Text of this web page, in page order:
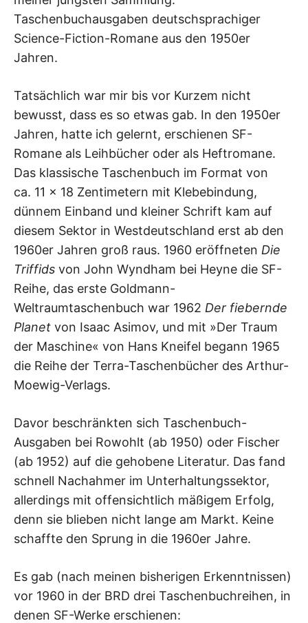
Taschenbuchausgaben deutschsprachiger
Science-Fiction-Romane aus den 1950er
Jahren.
Tatsächlich war mir bis vor Kurzem nicht
bewusst, dass es so etwas gab. In den 1950er
Jahren, hatte ich gelernt, erschienen SF-
Romane als Leihbücher oder als Heftromane.
Das klassische Taschenbuch im Format von
ca. 11 x 18 Zentimetern mit Klebebindung,
dünnem Einband und kleiner Schrift kam auf
diesem Sektor in Westdeutschland erst ab den
1960er Jahren groß raus. 1960 eröffneten Die
Triffids von John Wyndham bei Heyne die SF-
Reihe, das erste Goldmann-
Weltraumtaschenbuch war 1962 Der fiebernde
Planet von Isaac Asimov, und mit »Der Traum
der Maschine« von Hans Kneifel begann 1965
die Reihe der Terra-Taschenbücher des Arthur-
Moewig-Verlags.
Davor beschränkten sich Taschenbuch-
Ausgaben bei Rowohlt (ab 1950) oder Fischer
(ab 1952) auf die gehobene Literatur. Das fand
schnell Nachahmer im Unterhaltungssektor,
allerdings mit offensichtlich mäßigem Erfolg,
denn sie blieben nicht lange am Markt. Keine
schaffte den Sprung in die 1960er Jahre.
Es gab (nach meinen bisherigen Erkenntnissen)
vor 1960 in der BRD drei Taschenbuchreihen, in
denen SF-Werke erschienen: